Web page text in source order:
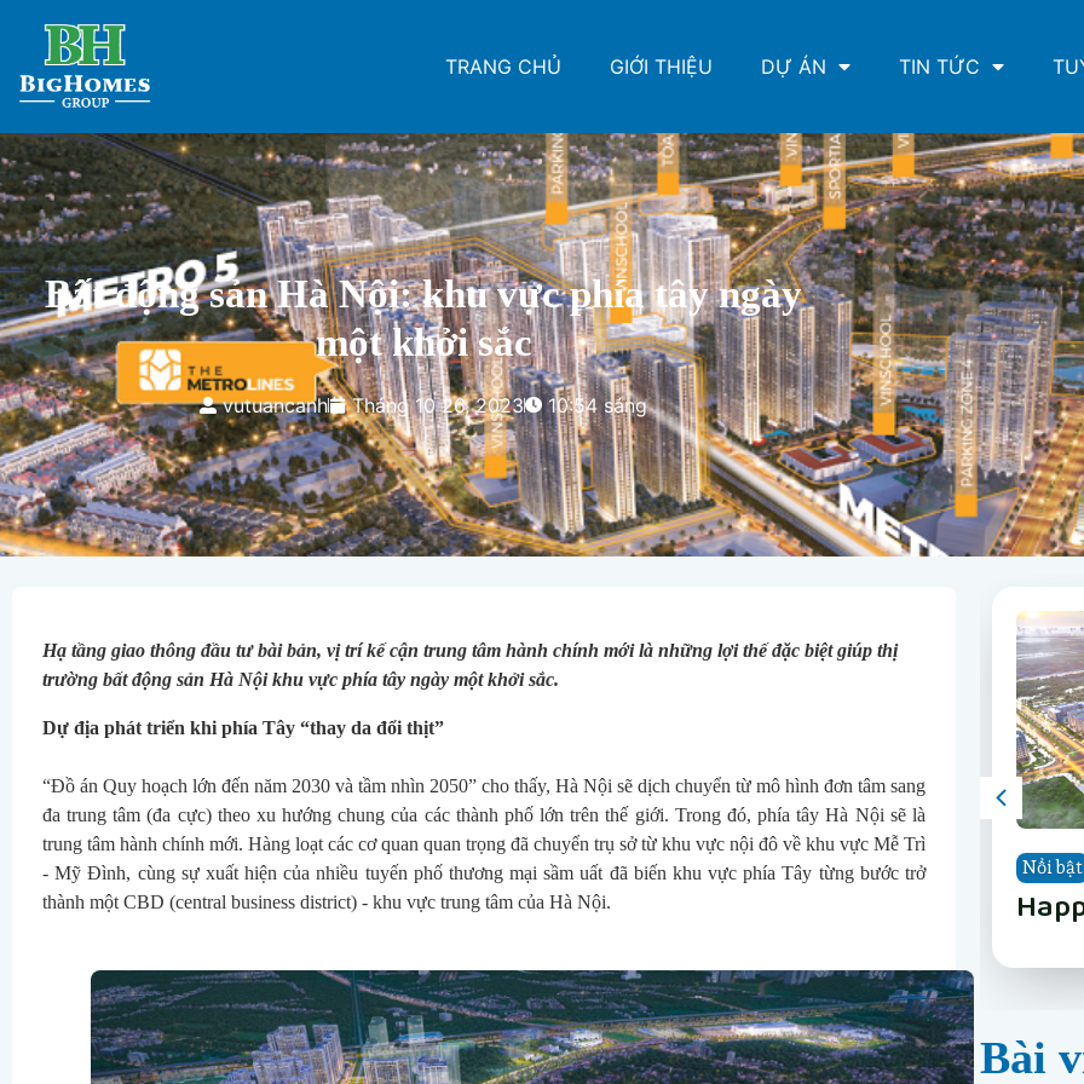
TRANG CHỦ GIỚI THIỆU DỰ ÁN TIN TỨC
Bất động sản Hà Nội: khu vực phía tây ngày
một khởi sắc
vutuancanh Tháng 10 26, 2023 10:54 sáng
Hạ tầng giao thông đầu tư bài bản, vị trí kế cận trung tâm hành chính mới là những lợi thế đặc biệt giúp thị
trường bất động sản Hà Nội khu vực phía tây ngày một khởi sắc.
Dự địa phát triển khi phía Tây “thay da đổi thịt”
“Đồ án Quy hoạch lớn đến năm 2030 và tầm nhìn 2050” cho thấy, Hà Nội sẽ dịch chuyển từ mô hình đơn tâm sang
đa trung tâm (đa cực) theo xu hướng chung của các thành phố lớn trên thế giới. Trong đó, phía tây Hà Nội sẽ là
trung tâm hành chính mới. Hàng loạt các cơ quan quan trọng đã chuyển trụ sở từ khu vực nội đô về khu vực Mễ Trì
- Mỹ Đình, cùng sự xuất hiện của nhiều tuyến phố thương mại sầm uất đã biến khu vực phía Tây từng bước trở
thành một CBD (central business district) - khu vực trung tâm của Hà Nội.
Nổi bật
Nẵng
Nổi bật
The
Nổi bật
Nổi bật
Nổi bật
Nổi bật
Long
Nổi bật
Nẵng
Nổi bật
The
Bài